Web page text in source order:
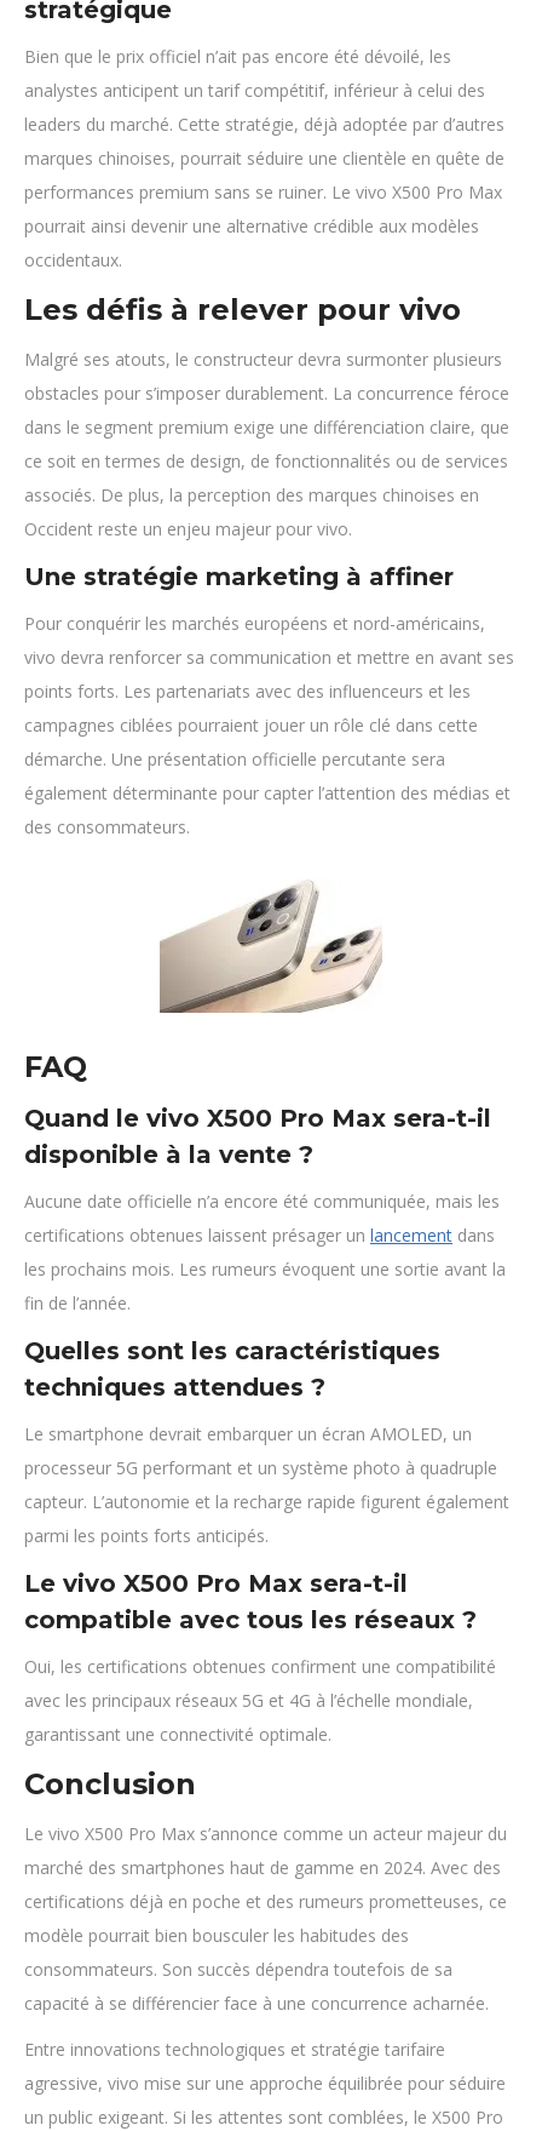
stratégique
Bien que le prix officiel n’ait pas encore été dévoilé, les
analystes anticipent un tarif compétitif, inférieur à celui des
leaders du marché. Cette stratégie, déjà adoptée par d’autres
marques chinoises, pourrait séduire une clientèle en quête de
performances premium sans se ruiner. Le vivo X500 Pro Max
pourrait ainsi devenir une alternative crédible aux modèles
occidentaux.
Les défis à relever pour vivo
Malgré ses atouts, le constructeur devra surmonter plusieurs
obstacles pour s’imposer durablement. La concurrence féroce
dans le segment premium exige une différenciation claire, que
ce soit en termes de design, de fonctionnalités ou de services
associés. De plus, la perception des marques chinoises en
Occident reste un enjeu majeur pour vivo.
Une stratégie marketing à affiner
Pour conquérir les marchés européens et nord-américains,
vivo devra renforcer sa communication et mettre en avant ses
points forts. Les partenariats avec des influenceurs et les
campagnes ciblées pourraient jouer un rôle clé dans cette
démarche. Une présentation officielle percutante sera
également déterminante pour capter l’attention des médias et
des consommateurs.
FAQ
Quand le vivo X500 Pro Max sera-t-il
disponible à la vente ?
Aucune date officielle n’a encore été communiquée, mais les
certifications obtenues laissent présager un lancement dans
les prochains mois. Les rumeurs évoquent une sortie avant la
fin de l’année.
Quelles sont les caractéristiques
techniques attendues ?
Le smartphone devrait embarquer un écran AMOLED, un
processeur 5G performant et un système photo à quadruple
capteur. L’autonomie et la recharge rapide figurent également
parmi les points forts anticipés.
Le vivo X500 Pro Max sera-t-il
compatible avec tous les réseaux ?
Oui, les certifications obtenues confirment une compatibilité
avec les principaux réseaux 5G et 4G à l’échelle mondiale,
garantissant une connectivité optimale.
Conclusion
Le vivo X500 Pro Max s’annonce comme un acteur majeur du
marché des smartphones haut de gamme en 2024. Avec des
certifications déjà en poche et des rumeurs prometteuses, ce
modèle pourrait bien bousculer les habitudes des
consommateurs. Son succès dépendra toutefois de sa
capacité à se différencier face à une concurrence acharnée.
Entre innovations technologiques et stratégie tarifaire
agressive, vivo mise sur une approche équilibrée pour séduire
un public exigeant. Si les attentes sont comblées, le X500 Pro